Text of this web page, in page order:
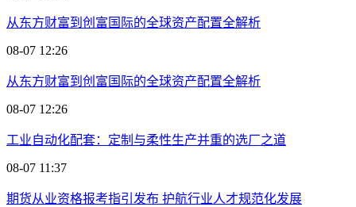
从东方财富到创富国际的全球资产配置全解析
08-07 12:26
从东方财富到创富国际的全球资产配置全解析
08-07 12:26
工业自动化配套：定制与柔性生产并重的选厂之道
08-07 11:37
期货从业资格报考指引发布 护航行业人才规范化发展